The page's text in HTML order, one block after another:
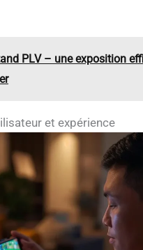
PLV – une exposition
et expérience